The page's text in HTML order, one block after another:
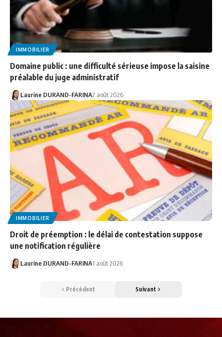
IMMOBILIER
Domaine public : une difficulté sérieuse impose la saisine
préalable du juge administratif
Laurine DURAND-FARINA2 août 2026
IMMOBILIER
Droit de préemption : le délai de contestation suppose
une notification régulière
Laurine DURAND-FARINA1 août 2026
Précédent Suivant